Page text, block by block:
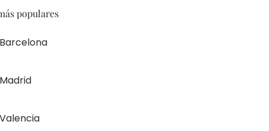
populares
Barcelona
Madrid
Valencia